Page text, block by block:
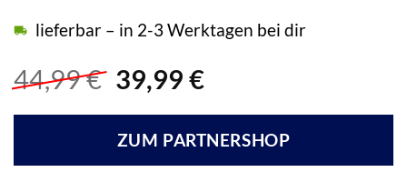
44,99€ Ursprünglicher
war:
44,99 €
39,99 €Aktueller
ist:
39,99 €.
lieferbar – in 2-3 Werktagen bei dir
ZUM PARTNERSHOP